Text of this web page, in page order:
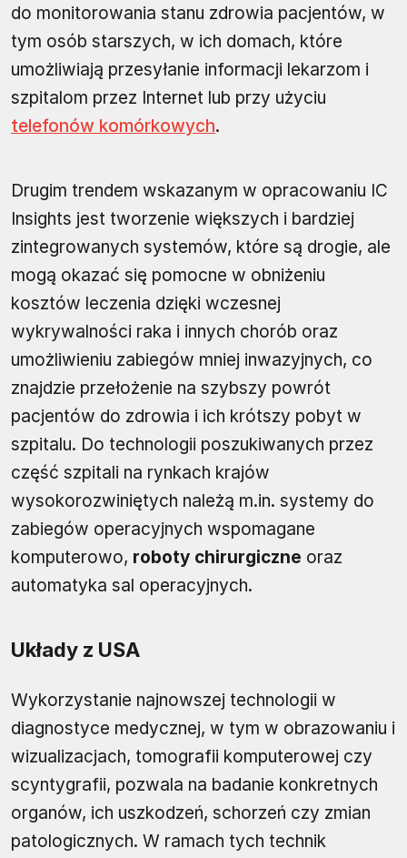
do monitorowania stanu zdrowia pacjentów, w
tym osób starszych, w ich domach, które
umożliwiają przesyłanie informacji lekarzom i
szpitalom przez Internet lub przy użyciu
telefonów komórkowych.
Drugim trendem wskazanym w opracowaniu IC
Insights jest tworzenie większych i bardziej
zintegrowanych systemów, które są drogie, ale
mogą okazać się pomocne w obniżeniu
kosztów leczenia dzięki wczesnej
wykrywalności raka i innych chorób oraz
umożliwieniu zabiegów mniej inwazyjnych, co
znajdzie przełożenie na szybszy powrót
pacjentów do zdrowia i ich krótszy pobyt w
szpitalu. Do technologii poszukiwanych przez
część szpitali na rynkach krajów
wysokorozwiniętych należą m.in. systemy do
zabiegów operacyjnych wspomagane
komputerowo, roboty chirurgiczne oraz
automatyka sal operacyjnych.
Układy z USA
Wykorzystanie najnowszej technologii w
diagnostyce medycznej, w tym w obrazowaniu i
wizualizacjach, tomografii komputerowej czy
scyntygrafii, pozwala na badanie konkretnych
organów, ich uszkodzeń, schorzeń czy zmian
patologicznych. W ramach tych technik